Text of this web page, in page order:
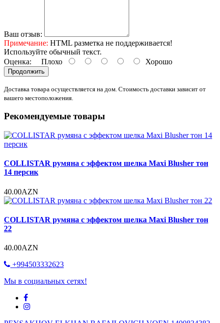
Ваш отзыв:
Примечание: HTML разметка не поддерживается!
Используйте обычный текст.
Оценка: Плохо Хорошо
Продолжить
Доставка товара осуществляется на дом. Стоимость доставки зависит от
вашего местоположения.
Рекомендуемые товары
COLLISTAR румяна с эффектом шелка Maxi Blusher тон
14 персик
40.00AZN
COLLISTAR румяна с эффектом шелка Maxi Blusher тон
22
40.00AZN
+994503332623
Мы в социальных сетях!